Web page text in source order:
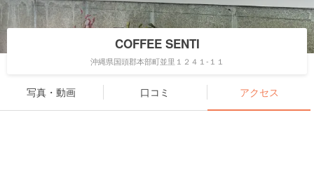
COFFEE SENTI
沖縄県国頭郡本部町並里１２４１-１１
写真・動画 口コミ アクセス